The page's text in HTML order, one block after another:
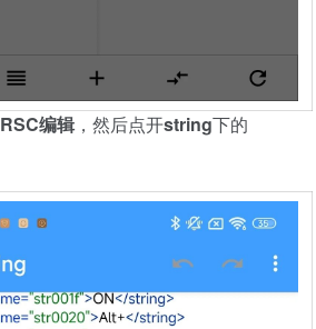
RSC编辑， 然后点开string下的